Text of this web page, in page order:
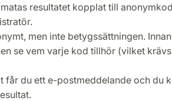
resultatet kopplat till
men inte betygssättningen.
se vem varje kod tillhör (vilket
får du ett e-postmeddelande och du